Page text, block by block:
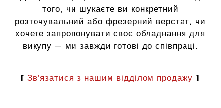
того, чи шукаєте ви конкретний
розточувальний або фрезерний верстат, чи
хочете запропонувати своє обладнання для
викупу — ми завжди готові до співпраці.
[Зв'язатися з нашим відділом продажу ]